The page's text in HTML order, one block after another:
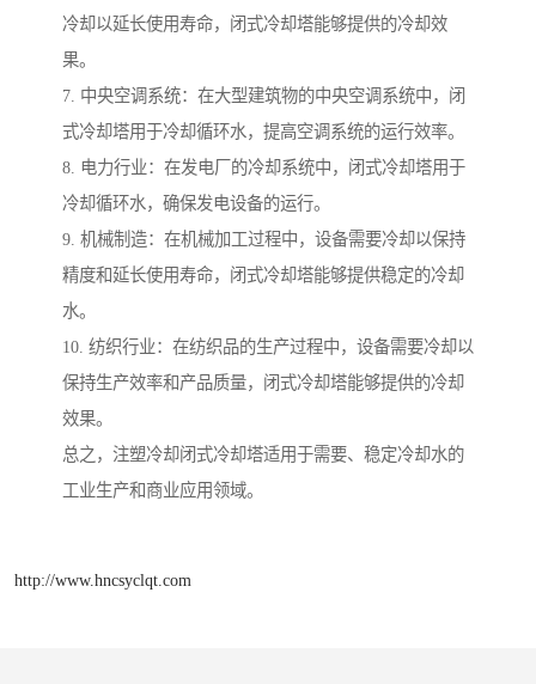
冷却以延长使用寿命，闭式冷却塔能够提供的冷却效
果。
7. 中央空调系统：在大型建筑物的中央空调系统中，闭
式冷却塔用于冷却循环水，提高空调系统的运行效率。
8. 电力行业：在发电厂的冷却系统中，闭式冷却塔用于
冷却循环水，确保发电设备的运行。
9. 机械制造：在机械加工过程中，设备需要冷却以保持
精度和延长使用寿命，闭式冷却塔能够提供稳定的冷却
水。
10. 纺织行业：在纺织品的生产过程中，设备需要冷却以
保持生产效率和产品质量，闭式冷却塔能够提供的冷却
效果。
总之，注塑冷却闭式冷却塔适用于需要、稳定冷却水的
工业生产和商业应用领域。
http://www.hncsyclqt.com